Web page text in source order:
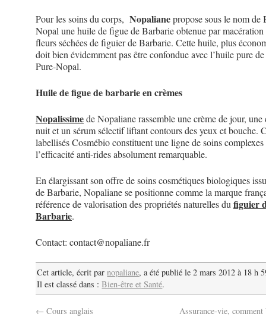
Pour les soins du corps, Nopalianepropose sous le nom
Nopal une huile de figue de Barbarie obtenue par
fleurs séchées de figuier de Barbarie. Cette huile, plus
doit bien évidemment pas être confondue avec l’huile pure
Pure-Nopal.
Huile de figue de barbarie en crèmes
Nopalissimede Nopaliane rassemble une crème de jour, une
nuit et un sérum sélectif liftant contours des yeux et bouche.
labellisés Cosmébio constituent une ligne de soins complexes
l’efficacité anti-rides absolument remarquable.
En élargissant son offre de soins cosmétiques biologiques
de Barbarie, Nopaliane se positionne comme la marque
référence de valorisation des propriétés naturelles dufiguier
Barbarie.
Contact: contact@nopaliane.fr
Cet article, écrit parnopaliane, a été publié le 2 mars 2012 à 18 h
Il est classé dans :Bien-être et Santé.
← Cours anglais Assurance-vie,